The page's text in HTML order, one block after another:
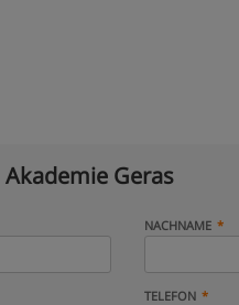
Akademie Geras
NACHNAME
TELEFON